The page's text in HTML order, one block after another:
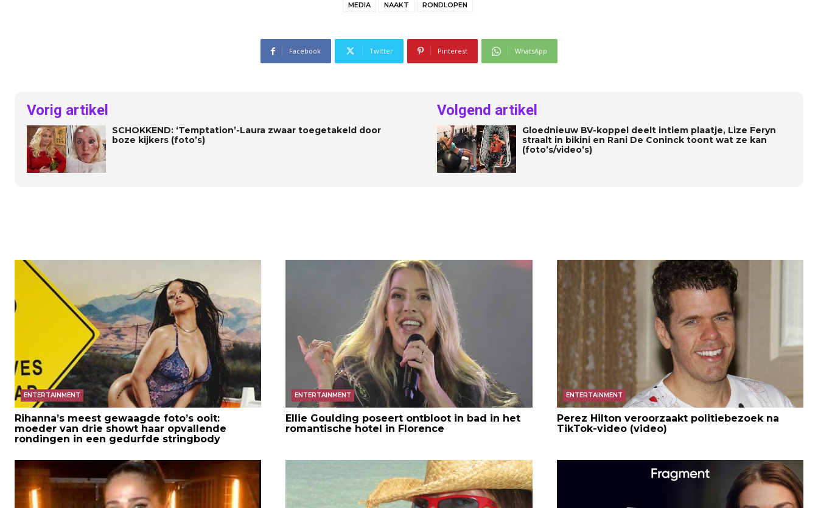
MEDIA NAAKT RONDLOPEN
Facebook Twitter Pinterest WhatsApp
Vorig artikel
SCHOKKEND: ‘Temptation’-Laura zwaar toegetakeld door
boze kijkers (foto’s)
Volgend artikel
Gloednieuw BV-koppel deelt intiem plaatje, Lize Feryn
straalt in bikini en Rani De Coninck toont wat ze kan
(foto’s/video’s)
ENTERTAINMENT
Rihanna’s meest gewaagde foto’s ooit:
moeder van drie showt haar opvallende
rondingen in een gedurfde stringbody
ENTERTAINMENT
Ellie Goulding poseert ontbloot in bad in het
romantische hotel in Florence
ENTERTAINMENT
Perez Hilton veroorzaakt politiebezoek na
TikTok-video (video)